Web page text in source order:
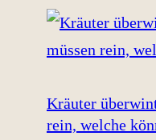
Kräuter
rein, welche